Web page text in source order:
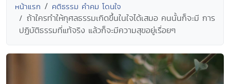
หน้าแรก คติธรรม คำคม โดนใจ
ถ้าใครทำให้กุศลธรรมเกิดขึ้นในใจได้เสมอ คนนั้นก็จะมี การ
ปฏิบัติธรรมที่แท้จริง แล้วก็จะมีความสุขอยู่เรื่อยๆ